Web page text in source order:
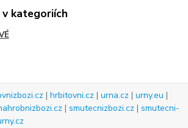
kategoriích
|hrbitovni.cz |urna.cz |urny.eu |
|smutecnizbozi.cz |smutecni-